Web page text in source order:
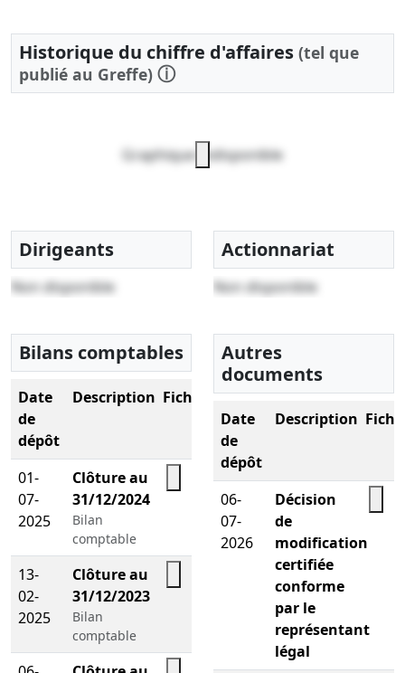
Historique du chiffre d'affaires (tel que
publié au Greffe) ⓘ
Graphique indisponible
Dirigeants
Non disponible
Actionnariat
Non disponible
Bilans comptables
Date
de
dépôt
Description Fichier
01-
07-
2025
Clôture au
31/12/2024
Bilan
comptable
13-
02-
2025
Clôture au
31/12/2023
Bilan
comptable
Autres
documents
Date
de
dépôt
Description
06-
07-
2026
Décision
de
modification
certifiée
conforme
par le
représentant
légal